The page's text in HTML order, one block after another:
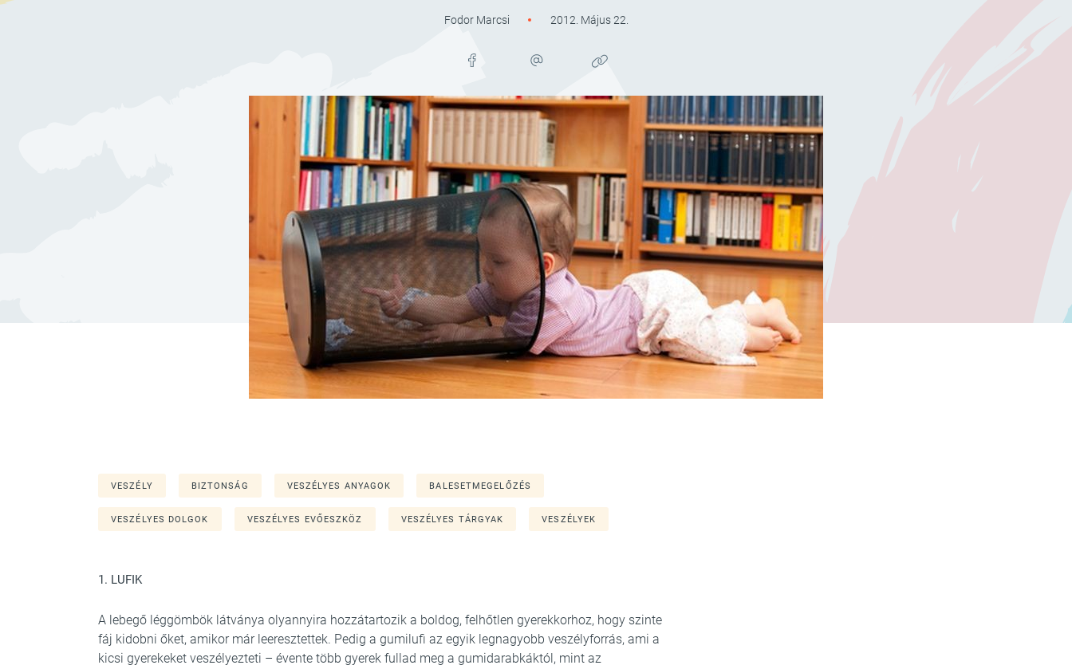
Fodor Marcsi 2012. Május 22.
VESZÉLY BIZTONSÁG VESZÉLYES ANYAGOK BALESETMEGELŐZÉS
VESZÉLYES DOLGOK VESZÉLYES EVŐESZKÖZ VESZÉLYES TÁRGYAK VESZÉLYEK
1. LUFIK
A lebegő léggömbök látványa olyannyira hozzátartozik a boldog, felhőtlen gyerekkorhoz, hogy szinte
fáj kidobni őket, amikor már leeresztettek. Pedig a gumilufi az egyik legnagyobb veszélyforrás, ami a
kicsi gyerekeket veszélyezteti – évente több gyerek fullad meg a gumidarabkáktól, mint az